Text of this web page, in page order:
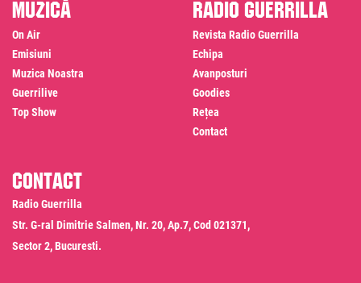
Muzică
On Air
Emisiuni
Muzica Noastra
Guerrilive
Top Show
Radio Guerrilla
Revista Radio Guerrilla
Echipa
Avanposturi
Goodies
Rețea
Contact
Contact
Radio Guerrilla
Str. G-ral Dimitrie Salmen, Nr. 20, Ap.7, Cod 021371,
Sector 2, Bucuresti.